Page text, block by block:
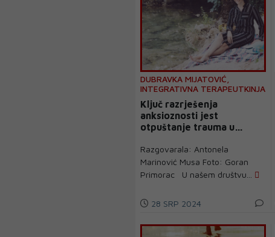
DUBRAVKA MIJATOVIĆ,
INTEGRATIVNA TERAPEUTKINJA
Ključ razrješenja
anksioznosti jest
otpuštanje trauma u
Razgovarala: Antonela
Marinović Musa Foto: Goran
Primorac U našem društvu...
28 SRP 2024